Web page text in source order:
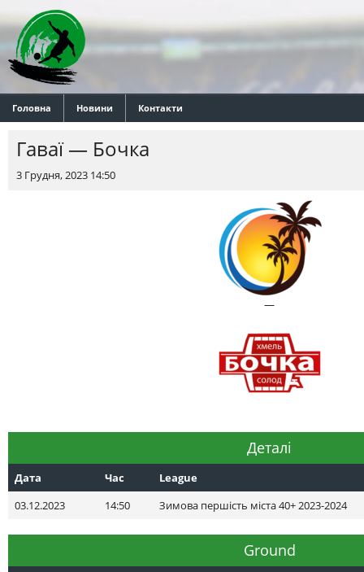
Головна Новини Контакти
Гаваї — Бочка
3 Грудня, 2023 14:50
—
Деталі
Дата Час
League
03.12.2023
14:50 Зимова першість міста 40+ 2023-2024
Ground